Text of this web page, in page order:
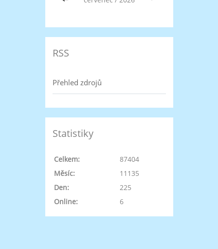
RSS
Přehled zdrojů
Statistiky
Online: 6
Celkem:
87404
Měsíc:
11135
Den:
225